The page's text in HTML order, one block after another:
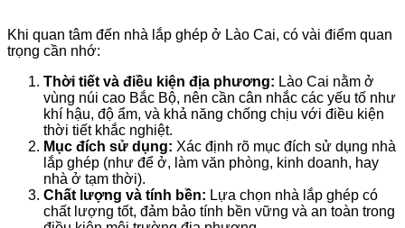
Khi quan tâm đến nhà lắp ghép ở Lào Cai, có vài điểm quan
trọng cần nhớ:
Thời tiết và điều kiện địa phương: Lào Cai nằm ở
vùng núi cao Bắc Bộ, nên cần cân nhắc các yếu tố như
khí hậu, độ ẩm, và khả năng chống chịu với điều kiện
thời tiết khắc nghiệt.
Mục đích sử dụng: Xác định rõ mục đích sử dụng nhà
lắp ghép (như để ở, làm văn phòng, kinh doanh, hay
nhà ở tạm thời).
Chất lượng và tính bền: Lựa chọn nhà lắp ghép có
chất lượng tốt, đảm bảo tính bền vững và an toàn trong